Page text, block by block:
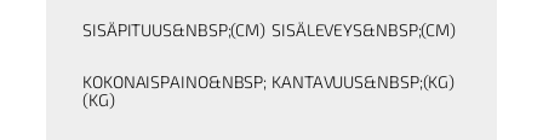
SISÄPITUUS&NBSP;(CM) SISÄLEVEYS&NBSP;(CM)
KOKONAISPAINO&NBSP;
(KG)
KANTAVUUS&NBSP;(KG)